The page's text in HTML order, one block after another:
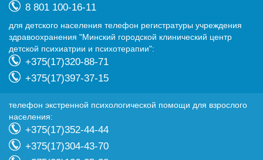
8 801 100-16-11
для детского населения телефон регистратуры учреждения
здравоохранения "Минский городской клинический центр
детской психиатрии и психотерапии":
+375(17)320-88-71
+375(17)397-37-15
телефон экстренной психологической помощи для взрослого
населения:
+375(17)352-44-44
+375(17)304-43-70